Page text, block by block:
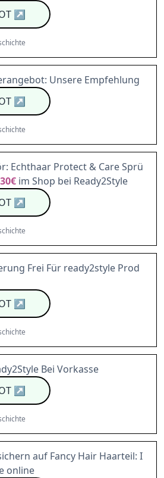
↗
Unsere Empfehlung
↗
Echthaar Protect & Care Sprü
30€ im Shop bei Ready2Style
↗
Frei Für ready2style Prod
↗
Bei Vorkasse
↗
auf Fancy Hair Haarteil: I
online